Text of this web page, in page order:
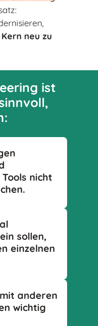
neu zu
ist
nicht
sollen,
einzelnen
anderen
wichtig